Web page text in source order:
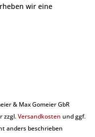
wir eine
& Max Gomeier GbR
zzgl.Versandkosten und ggf.
anders beschrieben